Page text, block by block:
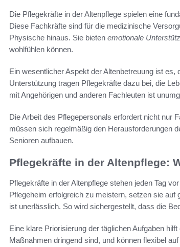
Die Pflegekräfte in der Altenpflege spielen eine
Diese Fachkräfte sind für die medizinische
Physische hinaus. Sie bieten emotionale
wohlfühlen können.
Ein wesentlicher Aspekt der Altenbetreuung ist
Unterstützung tragen Pflegekräfte dazu bei, die
mit Angehörigen und anderen Fachleuten ist
Die Arbeit des Pflegepersonals erfordert nicht nur
müssen sich regelmäßig den Herausforderungen
Senioren aufbauen.
Pflegekräfte in der Altenpflege:
Pflegekräfte in der Altenpflege stehen jeden Tag
Pflegeheim erfolgreich zu meistern, setzen sie
ist unerlässlich. So wird sichergestellt, dass die
Eine klare Priorisierung der täglichen Aufgaben
Maßnahmen dringend sind, und können flexibel